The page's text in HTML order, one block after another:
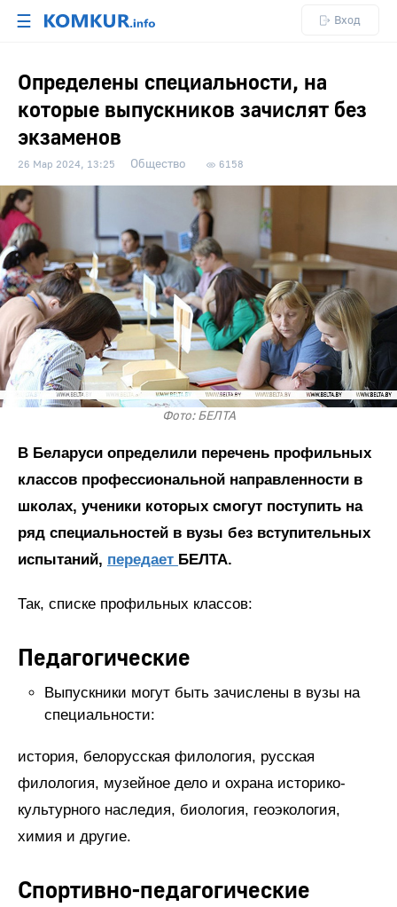
☰ Вход
Определены специальности, на
которые выпускников зачислят без
экзаменов
26 Мар 2024, 13:25 Общество 6158
Фото: БЕЛТА
В Беларуси определили перечень профильных
классов профессиональной направленности в
школах, ученики которых смогут поступить на
ряд специальностей в вузы без вступительных
испытаний, передает БЕЛТА.
Так, списке профильных классов:
Педагогические
Выпускники могут быть зачислены в вузы на
специальности:
история, белорусская филология, русская
филология, музейное дело и охрана историко-
культурного наследия, биология, геоэкология,
химия и другие.
Спортивно-педагогические